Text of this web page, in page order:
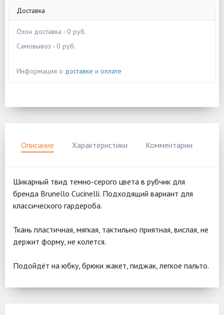
Доставка
Озон доставка - 0 руб.
Самовывоз - 0 руб.
Информация о доставке и оплате
Описание Характеристики Комментарии
Шикарный твид темно-серого цвета в рубчик для
бренда Brunello Cucinelli. Подходящий вариант для
классического гардероба.
Ткань пластичная, мягкая, тактильно приятная, вислая, не
держит форму, не колется.
Подойдёт на юбку, брюки жакет, пиджак, легкое пальто.